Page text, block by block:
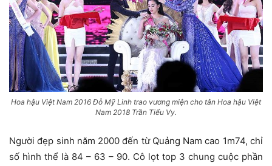
Hoa hậu Việt Nam 2016 Đỗ Mỹ Linh trao vương miện cho tân Hoa hậu Việt
Nam 2018 Trần Tiểu Vy.
Người đẹp sinh năm 2000 đến từ Quảng Nam cao 1m74, chỉ
số hình thể là 84 – 63 – 90. Cô lọt top 3 chung cuộc phần